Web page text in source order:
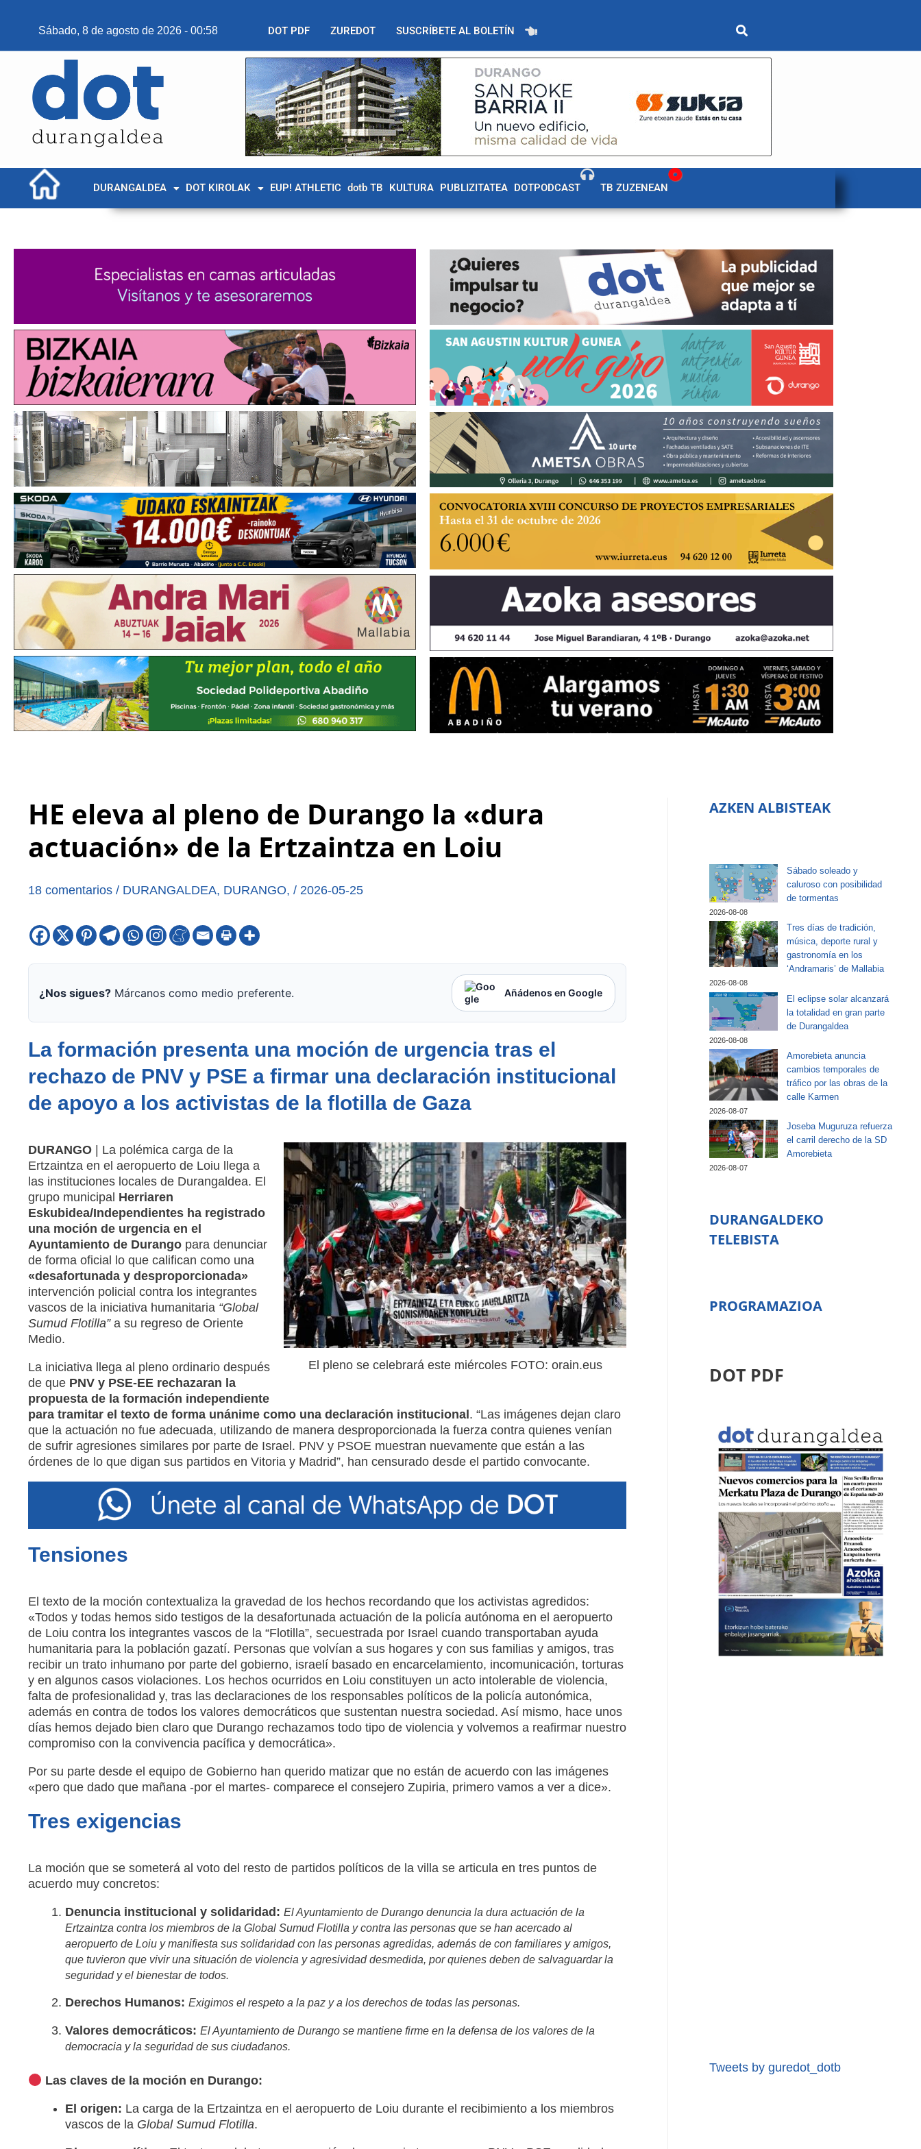
Sábado, 8 de agosto de 2026 - 00:58 DOT PDF ZUREDOT SUSCRÍBETE AL BOLETÍN
DURANGALDEA DOT KIROLAK EUP! ATHLETIC dotb TB KULTURA PUBLIZITATEA DOTPODCAST TB ZUZENEAN
HE eleva al pleno de Durango la «dura
actuación» de la Ertzaintza en Loiu
18 comentarios / DURANGALDEA, DURANGO, / 2026-05-25
¿Nos sigues?Márcanos como medio preferente. Añádenos en Google
La formación presenta una moción de urgencia tras el
rechazo de PNV y PSE a firmar una declaración institucional
de apoyo a los activistas de la flotilla de Gaza
El pleno se celebrará este miércoles FOTO: orain.eus
DURANGO| La polémica carga de la
Ertzaintza en el aeropuerto de Loiu llega a
las instituciones locales de Durangaldea. El
grupo municipal Herriaren
Eskubidea/Independientes ha registrado
una moción de urgencia en el
Ayuntamiento de Durangopara denunciar
de forma oficial lo que califican como una
«desafortunada y desproporcionada»
intervención policial contra los integrantes
vascos de la iniciativa humanitaria “Global
Sumud Flotilla”a su regreso de Oriente
Medio.
La iniciativa llega al pleno ordinario después
de que PNV y PSE-EE rechazaran la
propuesta de la formación independiente
para tramitar el texto de forma unánime como una declaración institucional. “Las imágenes dejan claro
que la actuación no fue adecuada, utilizando de manera desproporcionada la fuerza contra quienes venían
de sufrir agresiones similares por parte de Israel. PNV y PSOE muestran nuevamente que están a las
órdenes de lo que digan sus partidos en Vitoria y Madrid”, han censurado desde el partido convocante.
Tensiones
El texto de la moción contextualiza la gravedad de los hechos recordando que los activistas agredidos:
«Todos y todas hemos sido testigos de la desafortunada actuación de la policía autónoma en el aeropuerto
de Loiu contra los integrantes vascos de la “Flotilla”, secuestrada por Israel cuando transportaban ayuda
humanitaria para la población gazatí. Personas que volvían a sus hogares y con sus familias y amigos, tras
recibir un trato inhumano por parte del gobierno, israelí basado en encarcelamiento, incomunicación, torturas
y en algunos casos violaciones. Los hechos ocurridos en Loiu constituyen un acto intolerable de violencia,
falta de profesionalidad y, tras las declaraciones de los responsables políticos de la policía autonómica,
además en contra de todos los valores democráticos que sustentan nuestra sociedad. Así mismo, hace unos
días hemos dejado bien claro que Durango rechazamos todo tipo de violencia y volvemos a reafirmar nuestro
compromiso con la convivencia pacífica y democrática».
Por su parte desde el equipo de Gobierno han querido matizar que no están de acuerdo con las imágenes
«pero que dado que mañana -por el martes- comparece el consejero Zupiria, primero vamos a ver a dice».
Tres exigencias
La moción que se someterá al voto del resto de partidos políticos de la villa se articula en tres puntos de
acuerdo muy concretos:
Denuncia institucional y solidaridad: El Ayuntamiento de Durango denuncia la dura actuación de la
Ertzaintza contra los miembros de la Global Sumud Flotilla y contra las personas que se han acercado al
aeropuerto de Loiu y manifiesta sus solidaridad con las personas agredidas, además de con familiares y amigos,
que tuvieron que vivir una situación de violencia y agresividad desmedida, por quienes deben de salvaguardar la
seguridad y el bienestar de todos.
Derechos Humanos: Exigimos el respeto a la paz y a los derechos de todas las personas.
Valores democráticos: El Ayuntamiento de Durango se mantiene firme en la defensa de los valores de la
democracia y la seguridad de sus ciudadanos.
Las claves de la moción en Durango:
El origen: La carga de la Ertzaintza en el aeropuerto de Loiu durante el recibimiento a los miembros
vascos de la Global Sumud Flotilla.
AZKEN ALBISTEAK
Sábado soleado y
caluroso con posibilidad
de tormentas
2026-08-08
Tres días de tradición,
música, deporte rural y
gastronomía en los
‘Andramaris’ de Mallabia
2026-08-08
El eclipse solar alcanzará
la totalidad en gran parte
de Durangaldea
2026-08-08
Amorebieta anuncia
cambios temporales de
tráfico por las obras de la
calle Karmen
2026-08-07
Joseba Muguruza refuerza
el carril derecho de la SD
Amorebieta
2026-08-07
DURANGALDEKO
TELEBISTA
PROGRAMAZIOA
DOT PDF
Tweets by guredot_dotb